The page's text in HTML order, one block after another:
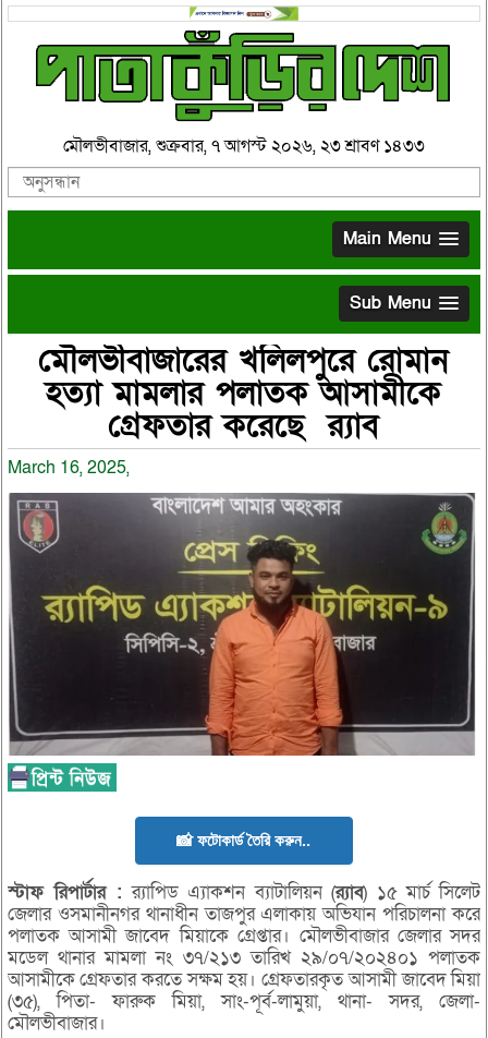
মৌলভীবাজার, শুক্রবার, ৭ আগস্ট ২০২৬, ২৩ শ্রাবণ ১৪৩৩
Main Menu
Sub Menu
মৌলভীবাজারের খলিলপুরে রোমান
হত্যা মামলার পলাতক আসামীকে
গ্রেফতার করেছে র‌্যাব
March 16, 2025,
📸 ফটোকার্ড তৈরি করুন..
স্টাফরিপার্টার : র‌্যাপিড এ্যাকশন ব্যাটালিয়ন (র‌্যাব) ১৫ মার্চ সিলেট
জেলার ওসমানীনগর থানাধীন তাজপুর এলাকায় অভিযান পরিচালনা করে
পলাতক আসামী জাবেদ মিয়াকে গ্রেপ্তার। মৌলভীবাজার জেলার সদর
মডেল থানার মামলা নং ৩৭/২১৩ তারিখ ২৯/০৭/২০২৪০১ পলাতক
আসামীকে গ্রেফতার করতে সক্ষম হয়। গ্রেফতারকৃত আসামী জাবেদ মিয়া
(৩৫), পিতা- ফারুক মিয়া, সাং-পূর্ব-লামুয়া, থানা- সদর, জেলা-
মৌলভীবাজার।